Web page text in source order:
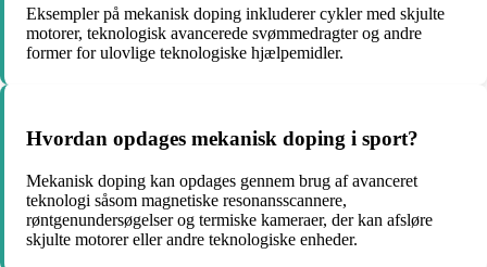
Eksempler på mekanisk doping inkluderer cykler med skjulte
motorer, teknologisk avancerede svømmedragter og andre
former for ulovlige teknologiske hjælpemidler.
Hvordan opdages mekanisk doping i sport?
Mekanisk doping kan opdages gennem brug af avanceret
teknologi såsom magnetiske resonansscannere,
røntgenundersøgelser og termiske kameraer, der kan afsløre
skjulte motorer eller andre teknologiske enheder.